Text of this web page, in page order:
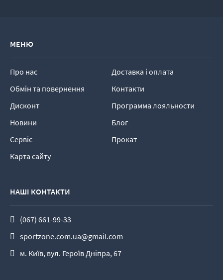
МЕНЮ
Про нас
Доставка і оплата
Обмін та повернення
Контакти
Дисконт
Программа лояльности
Новини
Блог
Сервіс
Прокат
Карта сайту
НАШІ КОНТАКТИ
(067) 661-99-33
sportzone.com.ua@gmail.com
м. Київ, вул. Героїв Дніпра, 67